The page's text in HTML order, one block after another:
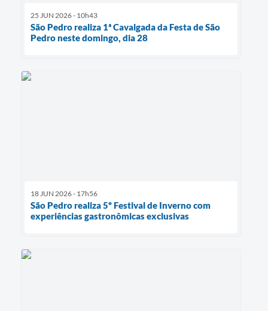
25 JUN 2026 - 10h43
São Pedro realiza 1ª Cavalgada da Festa de São
Pedro neste domingo, dia 28
18 JUN 2026 - 17h56
São Pedro realiza 5º Festival de Inverno com
experiências gastronômicas exclusivas